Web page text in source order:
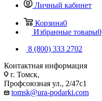
Личный кабинет
Корзина0
Избранные товары0
8 (800) 333 2702
Контактная информация
г. Томск,
Профсоюзная ул., 2/47с1
tomsk@ura-podarki.com